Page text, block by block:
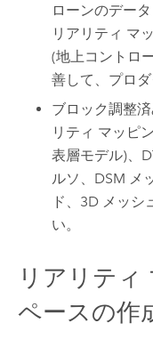
ローンのデー
リアリティ マ
(地上コントロ
善して、プロダ
ブロック調整
リティ マッピ
表層モデル)、
ルソ、DSM メ
ド、3D メッシ
い。
リアリティ
ペースの作